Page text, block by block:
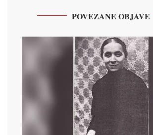
POVEZANE OBJAVE